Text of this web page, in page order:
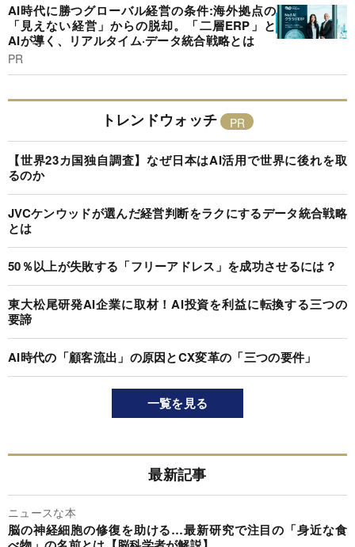
AI時代に勝つグローバル経営の条件:海外拠点の
「見えない経営」からの脱却。「二層ERP」と
AIが導く、リアルタイム·データ統合戦略とは
PR
トレンドウォッチ
【世界23カ国独自調査】なぜ日本はAI活用で世界に後れを取
るのか
JVCケンウッドが選んだ経営判断をラクにするデータ統合戦略
とは
50％以上が失敗する「フリーアドレス」を成功させるには？
東大松尾研発AI企業に取材！AI投資を利益に転換する三つの
要諦
AI時代の「顧客流出」の原因とCX変革の「三つの要件」
一覧を見る
最新記事
ニュースな本
脳の神経細胞の修復を助ける…最新研究で注目の「身近な食